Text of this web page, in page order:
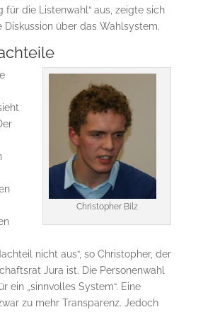
für die Listenwahl“ aus, zeigte sich
Diskussion über das Wahlsystem.
Christopher Bilz
nicht aus“, so Christopher, der
Jura ist. Die Personenwahl
ein „sinnvolles System“. Eine
zu mehr Transparenz. Jedoch